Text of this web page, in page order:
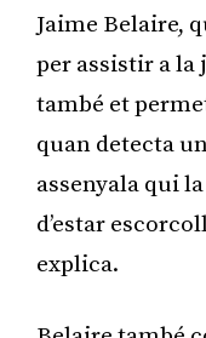
Jaime Belaire,
per assistir a la
també et
quan detecta
assenyala qui
d’estar
explica.